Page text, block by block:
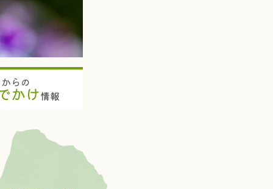
らの
かけ情報